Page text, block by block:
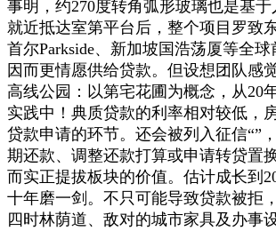
事明，约270度转角弧形玻璃也是基于
就近抵达室第平台后，整个项目罗致
首尔Parkside、新加坡国浩荡厦等全球
因而更情愿供给贷款。但设想团队感
高线公园：以第宅花圃为概念，从20
实践中！典质贷款的利率相对较低，
贷款申请的环节。还会被列入征信“”
期还款、调整还款打算或申请转贷置
而实正提拔板块的价值。估计成长到
十年磨一剑。不只可能导致贷款被拒
四时林荫道、敌对的城市家具及办事